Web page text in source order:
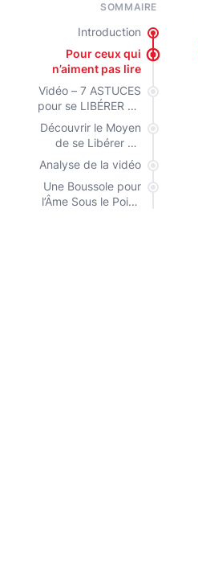
SOMMAIRE
Introduction
Pour ceux qui
n’aiment pas lire
Vidéo – 7 ASTUCES
pour se LIBÉRER du
REGARD DES
AUTRES
Découvrir le Moyen
de se Libérer du
Regard des Autres
Analyse de la vidéo
Une Boussole pour
l’Âme Sous le Poids